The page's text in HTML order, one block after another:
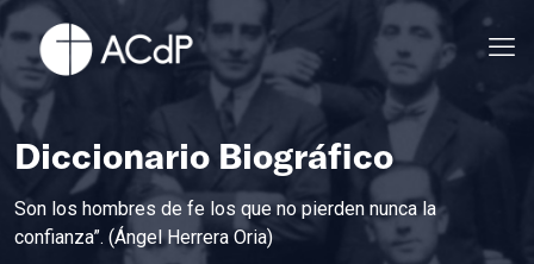
Diccionario Biográfico
Son los hombres de fe los que no pierden nunca la
confianza”. (Ángel Herrera Oria)